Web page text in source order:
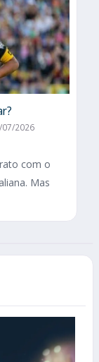
2026
com o
Mas